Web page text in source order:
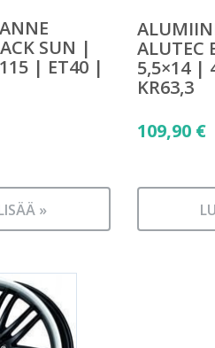
SUN |
| ET40 |
»
ALUTEC
5,5×14 |
KR63,3
109,90 €